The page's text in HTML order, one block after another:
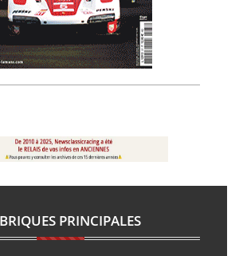
PRINCIPALES